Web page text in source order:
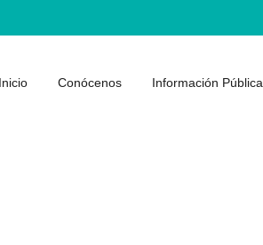
Inicio Conócenos Información Pública